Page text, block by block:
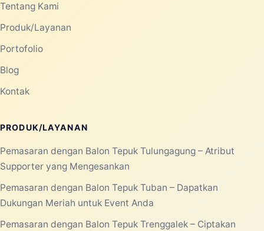
Tentang Kami
Produk/Layanan
Portofolio
Blog
Kontak
PRODUK/LAYANAN
Pemasaran dengan Balon Tepuk Tulungagung – Atribut
Supporter yang Mengesankan
Pemasaran dengan Balon Tepuk Tuban – Dapatkan
Dukungan Meriah untuk Event Anda
Pemasaran dengan Balon Tepuk Trenggalek – Ciptakan